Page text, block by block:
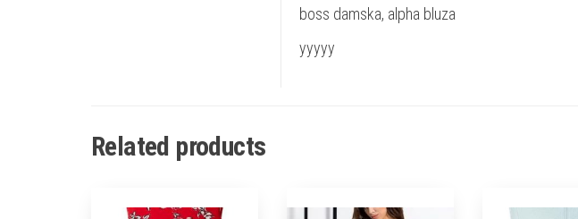
boss damska, alpha bluza
yyyyy
Related products